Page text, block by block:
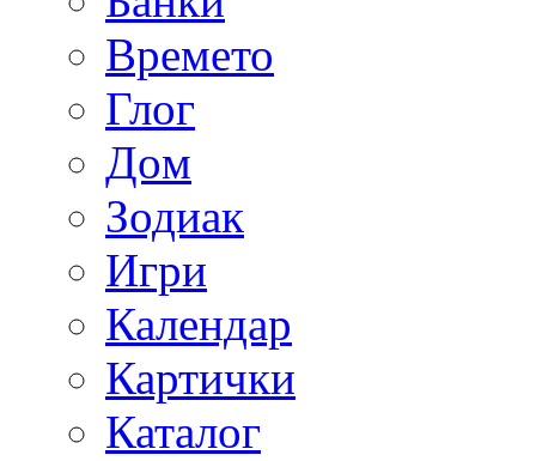
Времето
Глог
Дoм
Зодиак
Игри
Календар
Картички
Каталог